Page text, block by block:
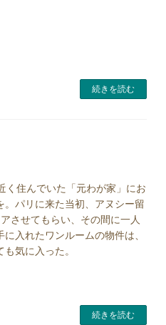
続きを読む
住んでいた「元わが家」にお
パリに来た当初、アヌシー留
させてもらい、その間に一人
入れたワンルームの物件は、
気に入った。
続きを読む